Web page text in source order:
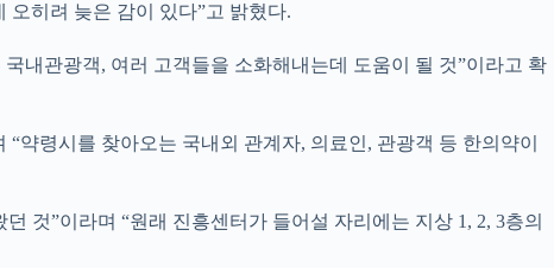
오히려 늦은 감이 있다”고 밝혔다.
내관광객, 여러 고객들을 소화해내는데 도움이 될 것”이라고 확
약령시를 찾아오는 국내외 관계자, 의료인, 관광객 등 한의약이
것”이라며 “원래 진흥센터가 들어설 자리에는 지상 1, 2, 3층의